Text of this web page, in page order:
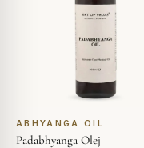
ABHYANGA OIL
Padabhyanga Olej